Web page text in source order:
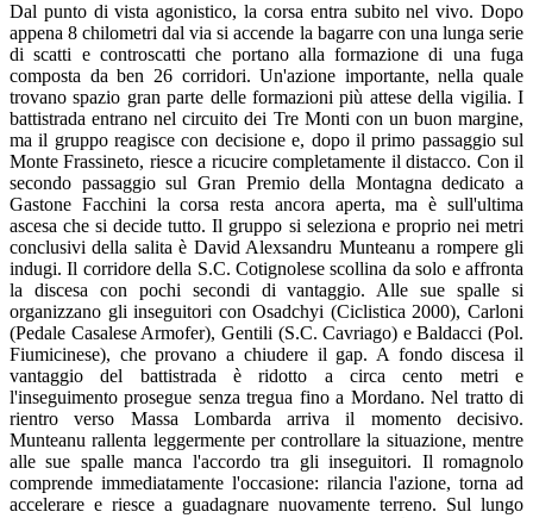
Dal punto di vista agonistico, la corsa entra subito nel vivo. Dopo
appena 8 chilometri dal via si accende la bagarre con una lunga serie
di scatti e controscatti che portano alla formazione di una fuga
composta da ben 26 corridori. Un'azione importante, nella quale
trovano spazio gran parte delle formazioni più attese della vigilia. I
battistrada entrano nel circuito dei Tre Monti con un buon margine,
ma il gruppo reagisce con decisione e, dopo il primo passaggio sul
Monte Frassineto, riesce a ricucire completamente il distacco. Con il
secondo passaggio sul Gran Premio della Montagna dedicato a
Gastone Facchini la corsa resta ancora aperta, ma è sull'ultima
ascesa che si decide tutto. Il gruppo si seleziona e proprio nei metri
conclusivi della salita è David Alexsandru Munteanu a rompere gli
indugi. Il corridore della S.C. Cotignolese scollina da solo e affronta
la discesa con pochi secondi di vantaggio. Alle sue spalle si
organizzano gli inseguitori con Osadchyi (Ciclistica 2000), Carloni
(Pedale Casalese Armofer), Gentili (S.C. Cavriago) e Baldacci (Pol.
Fiumicinese), che provano a chiudere il gap. A fondo discesa il
vantaggio del battistrada è ridotto a circa cento metri e
l'inseguimento prosegue senza tregua fino a Mordano. Nel tratto di
rientro verso Massa Lombarda arriva il momento decisivo.
Munteanu rallenta leggermente per controllare la situazione, mentre
alle sue spalle manca l'accordo tra gli inseguitori. Il romagnolo
comprende immediatamente l'occasione: rilancia l'azione, torna ad
accelerare e riesce a guadagnare nuovamente terreno. Sul lungo